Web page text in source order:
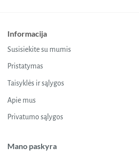
Informacija
Susisiekite su mumis
Pristatymas
Taisyklės ir sąlygos
Apie mus
Privatumo sąlygos
Mano paskyra